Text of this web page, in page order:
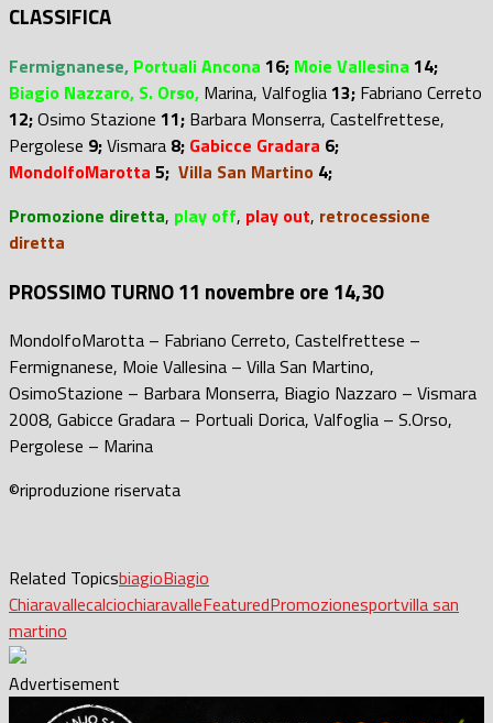
CLASSIFICA
Fermignanese, Portuali Ancona 16; Moie Vallesina 14;
Biagio Nazzaro, S. Orso, Marina, Valfoglia13; Fabriano Cerreto
12;Osimo Stazione 11; Barbara Monserra, Castelfrettese,
Pergolese 9;Vismara 8; Gabicce Gradara 6;
MondolfoMarotta 5; Villa San Martino 4;
Promozione diretta, play off, play out, retrocessione
diretta
PROSSIMO TURNO 11 novembre ore 14,30
MondolfoMarotta – Fabriano Cerreto, Castelfrettese –
Fermignanese, Moie Vallesina – Villa San Martino,
OsimoStazione – Barbara Monserra, Biagio Nazzaro – Vismara
2008, Gabicce Gradara – Portuali Dorica, Valfoglia – S.Orso,
Pergolese – Marina
©riproduzione riservata
Related TopicsbiagioBiagio
ChiaravallecalciochiaravalleFeaturedPromozionesportvilla san
martino
Advertisement